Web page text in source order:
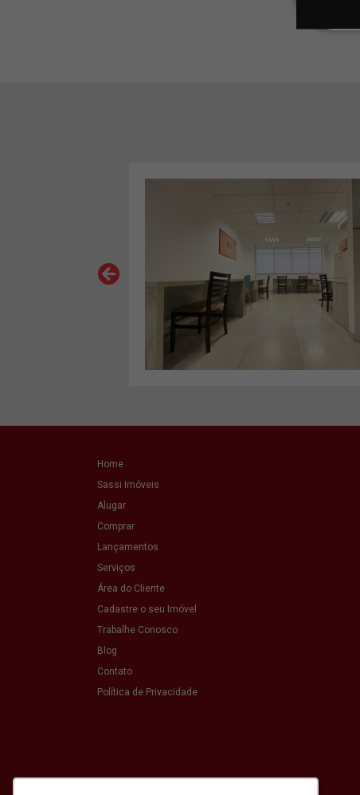
Home
Sassi Imóveis
Alugar
Comprar
Lançamentos
Serviços
Área do Cliente
Cadastre o seu Imóvel
Trabalhe Conosco
Blog
Contato
Política de Privacidade